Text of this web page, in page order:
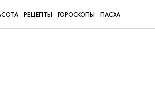
РЕЦЕПТЫ ГОРОСКОПЫ ПАСХА